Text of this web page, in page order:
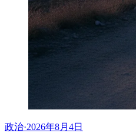
政治·2026年8月4日